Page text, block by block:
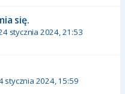
się.
stycznia 2024, 21:53
stycznia 2024, 15:59